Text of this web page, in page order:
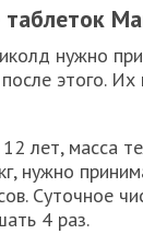
нужно
этого. Их
лет, масса
нужно
Суточное
4 раз.